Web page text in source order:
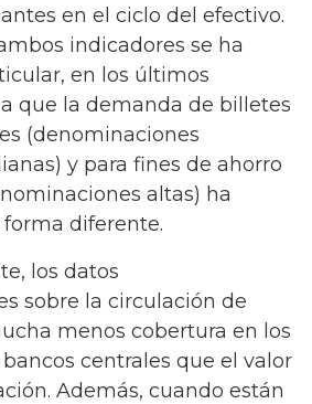
en el ciclo del efectivo.
indicadores se ha
en los últimos
que la demanda de billetes
(denominaciones
y para fines de ahorro
altas) ha
diferente.
los datos
sobre la circulación de
menos cobertura en los
centrales que el valor
Además, cuando están